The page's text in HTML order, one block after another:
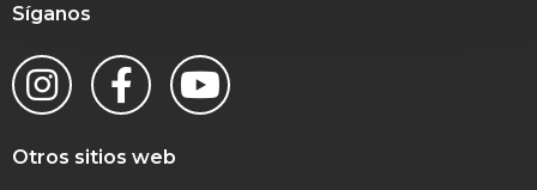
Síganos
Otros sitios web